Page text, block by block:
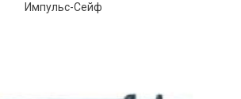
Импульс-Сейф